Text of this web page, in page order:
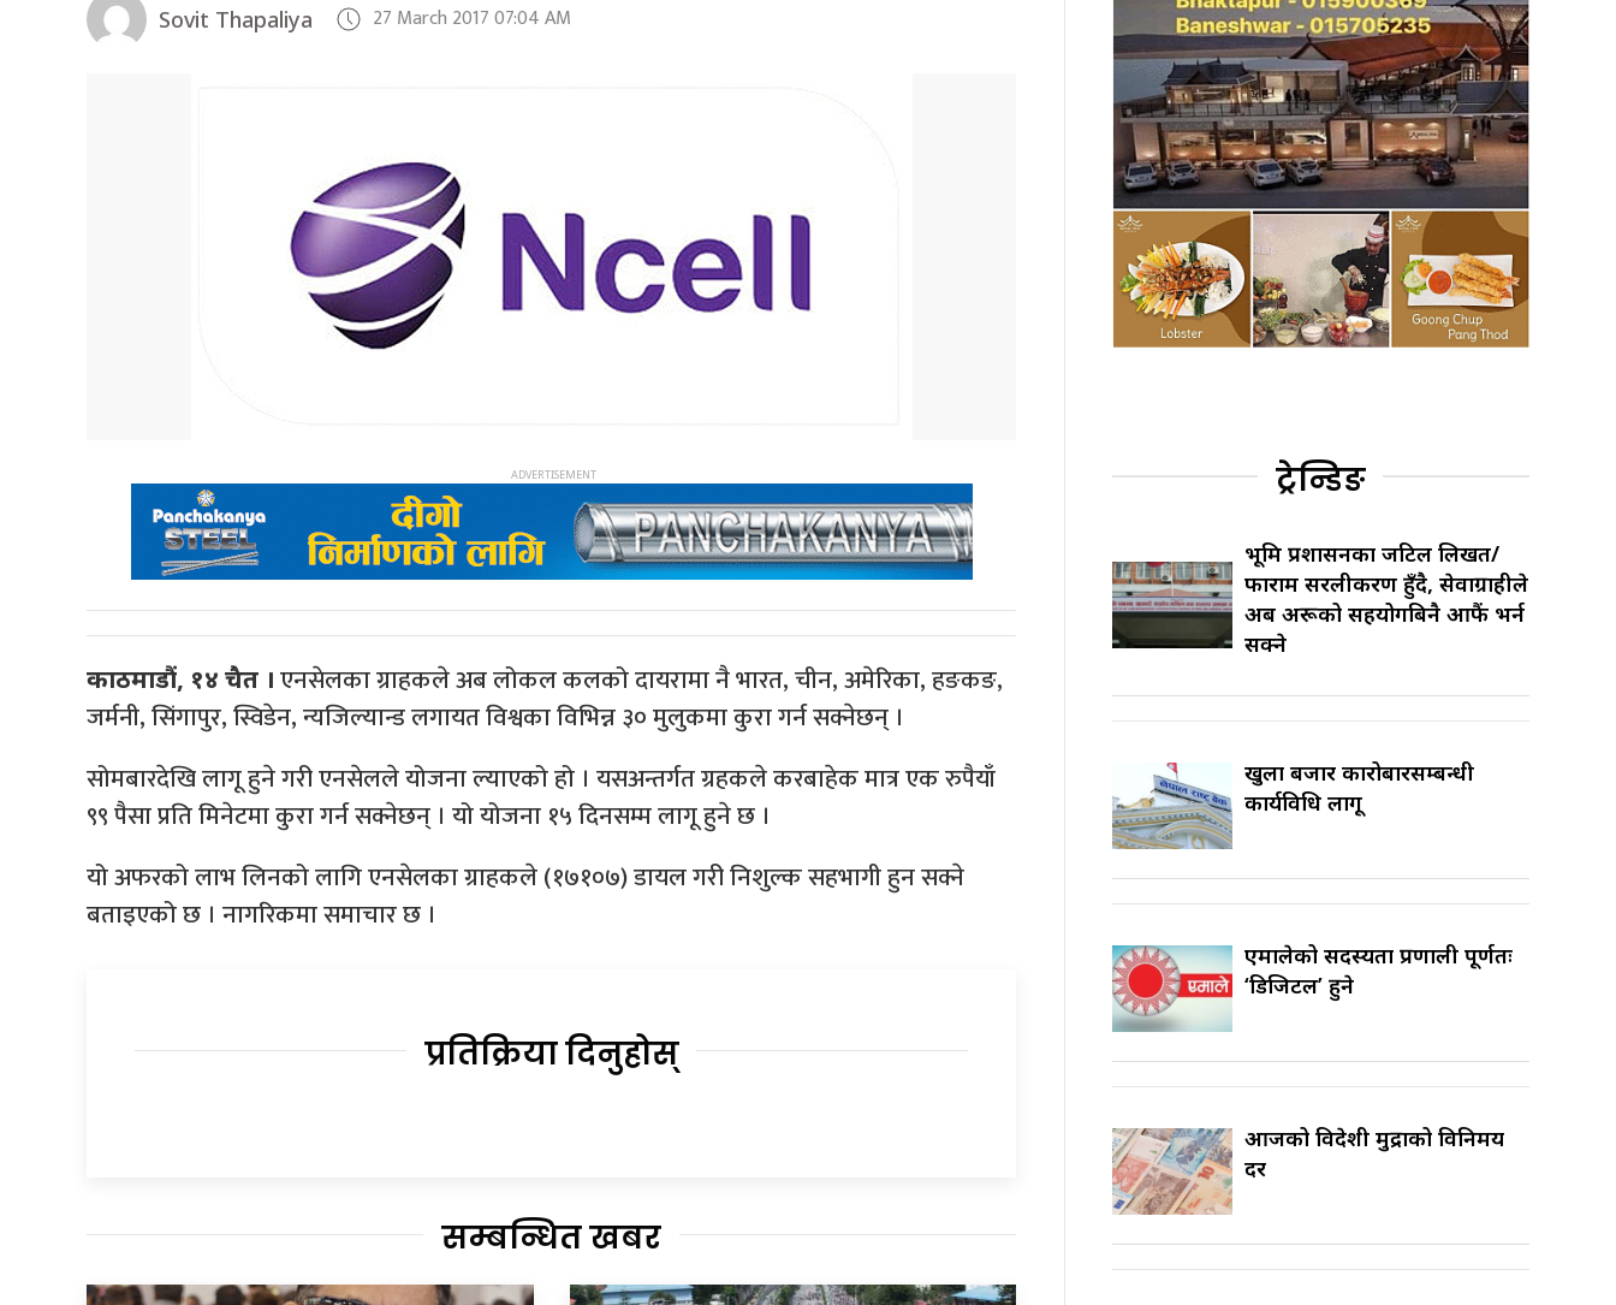
Sovit Thapaliya 27 March 2017 07:04 AM
काठमाडौं, १४ चैत । एनसेलका ग्राहकले अब लोकल कलको दायरामा नै भारत, चीन, अमेरिका, हङकङ,
जर्मनी, सिंगापुर, स्विडेन, न्यजिल्यान्ड लगायत विश्वका विभिन्न ३० मुलुकमा कुरा गर्न सक्नेछन् ।
सोमबारदेखि लागू हुने गरी एनसेलले योजना ल्याएको हो । यसअन्तर्गत ग्रहकले करबाहेक मात्र एक रुपैयाँ
९९ पैसा प्रति मिनेटमा कुरा गर्न सक्नेछन् । यो योजना १५ दिनसम्म लागू हुने छ ।
यो अफरको लाभ लिनको लागि एनसेलका ग्राहकले (१७१०७) डायल गरी निशुल्क सहभागी हुन सक्ने
बताइएको छ । नागरिकमा समाचार छ ।
प्रतिक्रिया दिनुहोस्
सम्बन्धित खबर
ट्रेन्डिङ
भूमि प्रशासनका जटिल लिखत/
फाराम सरलीकरण हुँदै, सेवाग्राहीले
अब अरूको सहयोगबिनै आफैं भर्न
सक्ने
खुला बजार कारोबारसम्बन्धी
कार्यविधि लागू
एमालेको सदस्यता प्रणाली पूर्णतः
‘डिजिटल’ हुने
आजको विदेशी मुद्राको विनिमय
दर